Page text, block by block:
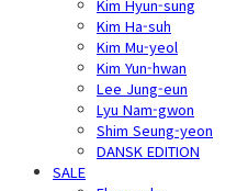
Kim Hyun-sung
Kim Ha-suh
Kim Mu-yeol
Kim Yun-hwan
Lee Jung-eun
Lyu Nam-gwon
Shim Seung-yeon
DANSK EDITION
SALE